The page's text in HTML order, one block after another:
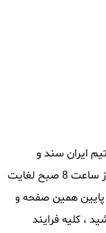
ایران سند و
کارشناسان این مجموعه میتوانید همه روزه از ساعت 8 صبح لغایت
پایین همین صفحه و
، کلیه فرایند